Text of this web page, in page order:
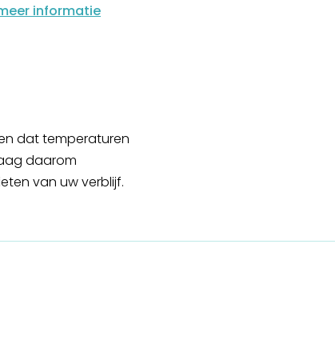
informatie
dat temperaturen
daarom
van uw verblijf.